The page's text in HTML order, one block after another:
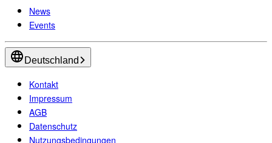
News
Events
Deutschland
Kontakt
Impressum
AGB
Datenschutz
Nutzungsbedingungen